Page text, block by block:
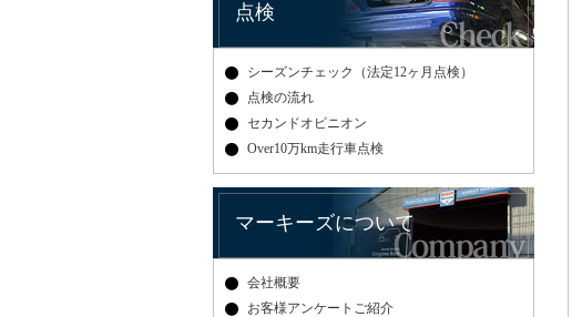
点検
シーズンチェック（法定12ヶ月点検）
点検の流れ
セカンドオピニオン
Over10万km走行車点検
マーキーズについて
会社概要
お客様アンケートご紹介